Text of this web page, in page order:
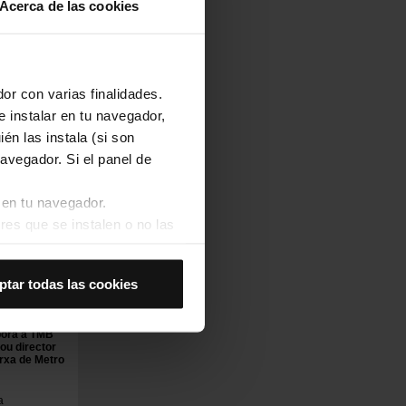
Acerca de las cookies
con varias finalidades.
instalar en tu navegador,
las instala (si son
Si el panel de
tu navegador.
que se instalen o no las
cookies de
tu experiencia de
las aceptas, no puedes
seleccionando la opción
todas las cookies
a TMB
director
de Metro